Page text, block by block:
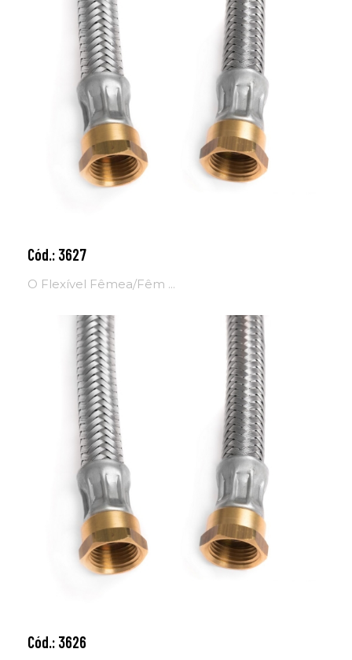
Cód.: 3627
O Flexível Fêmea/Fêm ...
Adicionar ao carrinho
Cód.: 3626
Adicionar ao carrinho